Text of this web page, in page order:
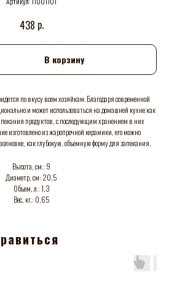
438 р.
В корзину
по вкусу всем хозяйкам. Благодаря современной
и может использоваться на домашней кухне как
продуктов, с последующим хранением в них
изготовлено из жаропрочной керамики, его можно
как глубокую, объемную форму для запекания.
Высота, см.: 9
Диаметр, см: 20,5
Объем, л.: 1,3
Вес, кг.: 0,65